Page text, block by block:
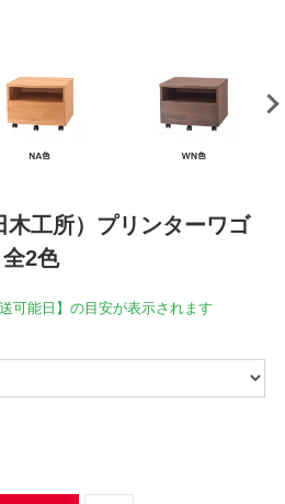
工所）プリンターワゴ
2色
可能日】の目安が表示されます